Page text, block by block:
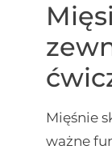
Mięśnie
ważne